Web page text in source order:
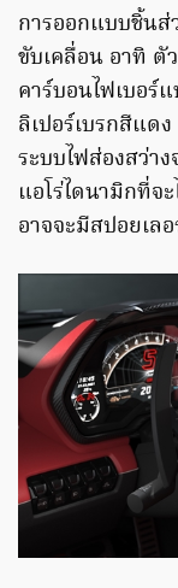
การออกแบบชิ้น
ขับเคลื่อน อาทิ ตั
คาร์บอนไฟเบอร์
ลิเปอร์เบรกสีแด
ระบบไฟส่องสว่า
แอโร่ไดนามิกที่จ
อาจจะมีสปอยเล